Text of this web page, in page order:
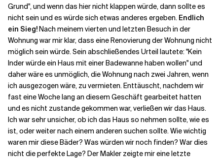
Grund", und wenn das hier nicht klappen würde, dann sollte es
nicht sein und es würde sich etwas anderes ergeben. Endlich
ein Sieg!Nach meinem vierten und letzten Besuch in der
Wohnung war mir klar, dass eine Renovierung der Wohnung nicht
möglich sein würde. Sein abschließendes Urteil lautete: "Kein
Inder würde ein Haus mit einer Badewanne haben wollen" und
daher wäre es unmöglich, die Wohnung nach zwei Jahren, wenn
ich ausgezogen wäre, zu vermieten. Enttäuscht, nachdem wir
fast eine Woche lang an diesem Geschäft gearbeitet hatten
und es nicht zustande gekommen war, verließen wir das Haus.
Ich war sehr unsicher, ob ich das Haus so nehmen sollte, wie es
ist, oder weiter nach einem anderen suchen sollte. Wie wichtig
waren mir diese Bäder? Was würden wir noch finden? War dies
nicht die perfekte Lage? Der Makler zeigte mir eine letzte